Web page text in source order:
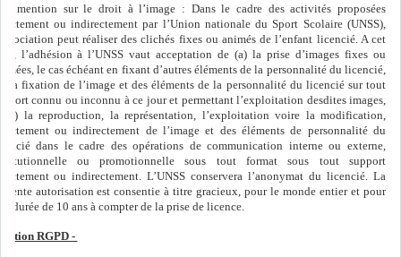
mention sur le droit à l’image : Dans le cadre des activités proposées
ou indirectement par l’Union nationale du Sport Scolaire (UNSS),
peut réaliser des clichés fixes ou animés de l’enfant licencié. A cet
l’adhésion à l’UNSS vaut acceptation de (a) la prise d’images fixes ou
le cas échéant en fixant d’autres éléments de la personnalité du licencié,
la fixation de l’image et des éléments de la personnalité du licencié sur tout
connu ou inconnu à ce jour et permettant l’exploitation desdites images,
(s) la reproduction, la représentation, l’exploitation voire la modification,
ou indirectement de l’image et des éléments de personnalité du
dans le cadre des opérations de communication interne ou externe,
ou promotionnelle sous tout format sous tout support
ou indirectement. L’UNSS conservera l’anonymat du licencié. La
autorisation est consentie à titre gracieux, pour le monde entier et pour
durée de 10 ans à compter de la prise de licence.
RGPD -